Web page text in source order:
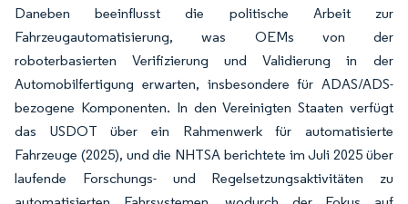
Daneben beeinflusst die politische Arbeit zur
Fahrzeugautomatisierung, was OEMs von der
roboterbasierten Verifizierung und Validierung in der
Automobilfertigung erwarten, insbesondere für ADAS/ADS-
bezogene Komponenten. In den Vereinigten Staaten verfügt
das USDOT über ein Rahmenwerk für automatisierte
Fahrzeuge (2025), und die NHTSA berichtete im Juli 2025 über
laufende Forschungs- und Regelsetzungsaktivitäten zu